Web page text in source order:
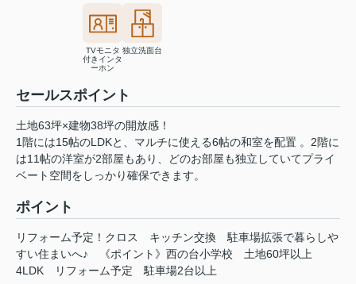
TVモニタ
付きインタ
ーホン
独立洗面台
セールスポイント
土地63坪×建物38坪の開放感！
1階には15帖のLDKと、マルチに使える6帖の和室を配置 。2階に
は11帖の洋室が2部屋もあり、どのお部屋も独立していてプライ
ベート空間をしっかり確保できます。
ポイント
リフォーム予定！クロス キッチン交換
駐車場拡張で暮らしや
すい住まいへ♪
《ポイント》西の台小学校
土地60坪以上
4LDK
リフォーム予定 駐車場2台以上